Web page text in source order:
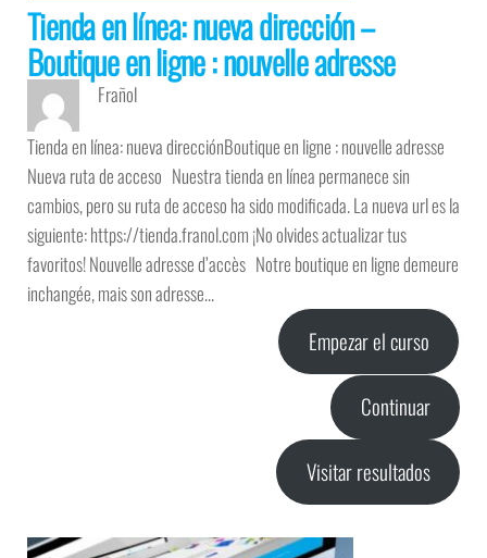
Tienda en línea: nueva dirección –
Boutique en ligne : nouvelle adresse
Frañol
Tienda en línea: nueva direcciónBoutique en ligne : nouvelle adresse
Nueva ruta de acceso Nuestra tienda en línea permanece sin
cambios, pero su ruta de acceso ha sido modificada. La nueva url es la
siguiente: https://tienda.franol.com ¡No olvides actualizar tus
favoritos! Nouvelle adresse d’accès Notre boutique en ligne demeure
inchangée, mais son adresse…
Empezar el curso
Continuar
Visitar resultados